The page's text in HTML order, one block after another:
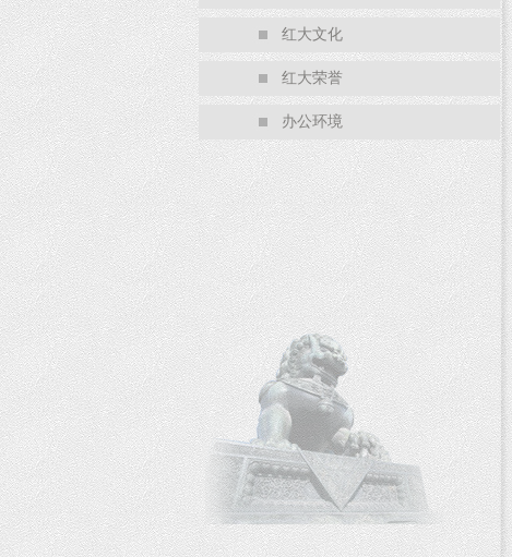
红大文化
红大荣誉
办公环境